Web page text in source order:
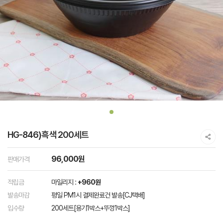
HG-846)흑색 200세트
판매가격 96,000원
적립금 마일리지 : +960원
발송마감
평일 PM1시 결제완료건 발송[CJ택배]
입수량
200세트[용기1박스+뚜껑1박스]